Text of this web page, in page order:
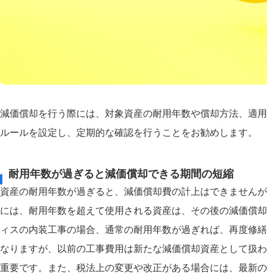
減価償却を行う際には、対象資産の耐用年数や償却方法、適
ルールを設定し、定期的な確認を行うことをお勧めします。
耐用年数が過ぎると減価償却できる期間の短縮
資産の耐用年数が過ぎると、減価償却費の計上はできません
には、耐用年数を超えて使用される資産は、その後の減価償
ィスの内装工事の場合、通常の耐用年数が過ぎれば、再度
なりますが、以前の工事費用は新たな減価償却資産として扱
重要です。また、税法上の変更や改正がある場合には、最新